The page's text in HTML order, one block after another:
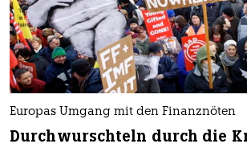
Europas Umgang mit den Finanznöten
Durchwurschteln durch die